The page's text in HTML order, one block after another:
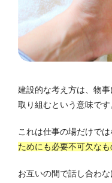
建設的な考え方は、物
取り組むという意味です
これは仕事の場だけでは
ためにも必要不可欠なも
お互いの間で話し合わ